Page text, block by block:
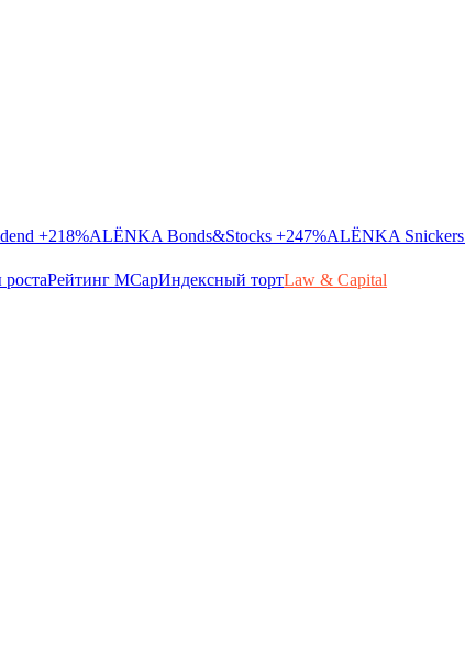
+218%ALЁNKA Bonds&Stocks +247%ALЁNKA Snickers
Рейтинг MCapИндексный тортLaw & Capital